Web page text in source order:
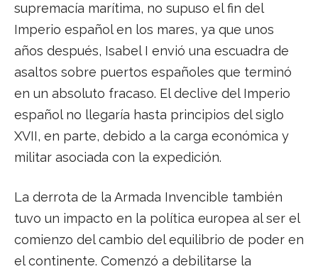
supremacía marítima, no supuso el fin del
Imperio español en los mares, ya que unos
años después, Isabel I envió una escuadra de
asaltos sobre puertos españoles que terminó
en un absoluto fracaso. El declive del Imperio
español no llegaría hasta principios del siglo
XVII, en parte, debido a la carga económica y
militar asociada con la expedición.
La derrota de la Armada Invencible también
tuvo un impacto en la política europea al ser el
comienzo del cambio del equilibrio de poder en
el continente. Comenzó a debilitarse la